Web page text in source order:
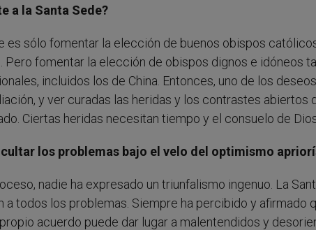
a la Santa Sede?
es sólo fomentar la elección de buenos obispos
Pero fomentar la elección de obispos dignos e idóneos
incluidos los de China. Entonces, uno de los
y ver curadas las heridas y los contrastes abiertos
Ciertas heridas necesitan tiempo y el consuelo de
los problemas bajo el velo del optimismo
nadie ha expresado un triunfalismo ingenuo. La
todos los problemas. Siempre ha percibido y afirmado
acuerdo puede dar lugar a malentendidos y